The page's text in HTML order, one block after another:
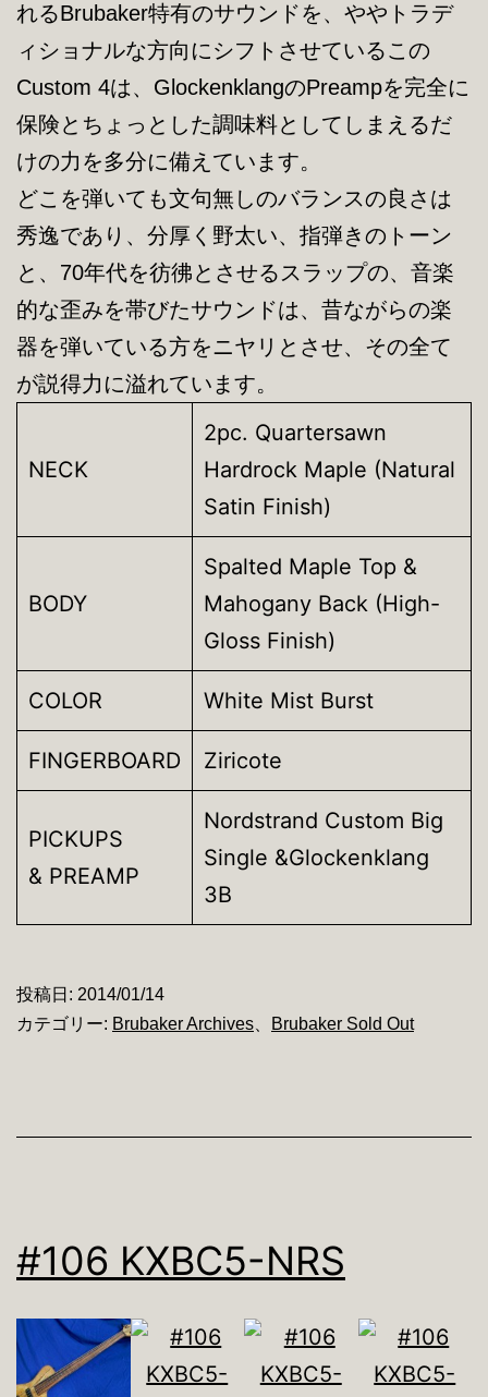
れるBrubaker特有のサウンドを、ややトラデ
ィショナルな方向にシフトさせているこの
Custom 4は、GlockenklangのPreampを完全に
保険とちょっとした調味料としてしまえるだ
けの力を多分に備えています。
どこを弾いても文句無しのバランスの良さは
秀逸であり、分厚く野太い、指弾きのトーン
と、70年代を彷彿とさせるスラップの、音楽
的な歪みを帯びたサウンドは、昔ながらの楽
器を弾いている方をニヤリとさせ、その全て
が説得力に溢れています。
NECK
2pc. Quartersawn
Hardrock Maple (Natural
Satin Finish)
BODY
Spalted Maple Top &
Mahogany Back (High-
Gloss Finish)
COLOR White Mist Burst
FINGERBOARD Ziricote
PICKUPS
& PREAMP
Nordstrand Custom Big
Single &Glockenklang
3B
投稿日: 2014/01/14
カテゴリー: Brubaker Archives Brubaker Sold Out
#106 KXBC5-NRS